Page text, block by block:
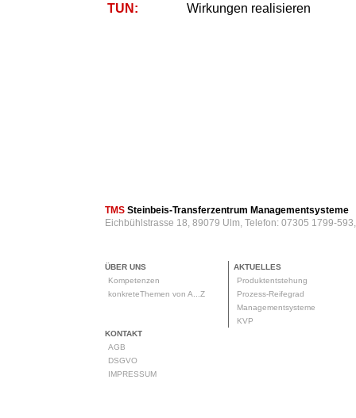
TUN: Wirkungen realisieren
TMS Steinbeis-Transferzentrum Managementsysteme
Eichbühlstrasse 18, 89079 Ulm, Telefon: 07305 1799-
ÜBER UNS
Kompetenzen
konkreteThemen von A...Z
AKTUELLES
Produktentstehung
Prozess-Reifegrad
Managementsysteme
KVP
KONTAKT
AGB
DSGVO
IMPRESSUM